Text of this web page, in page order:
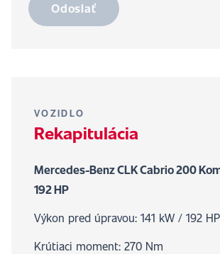
Odoslať
VOZIDLO
Rekapitulácia
Mercedes-Benz CLK Cabrio 200
192 HP
Výkon pred úpravou: 141 kW / 192 HP
Krútiaci moment: 270 Nm